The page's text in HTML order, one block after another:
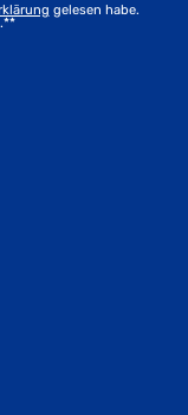
gelesen habe.